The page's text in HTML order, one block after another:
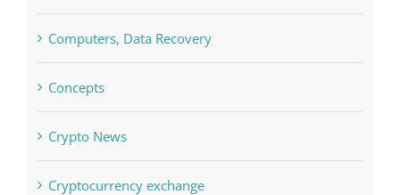
Computers, Data Recovery
Concepts
Crypto News
Cryptocurrency exchange